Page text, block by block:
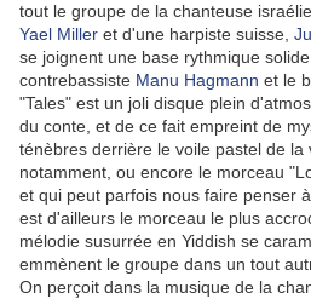
tout le groupe de la chanteuse
Yael Miller et d'une harpiste suisse,
se joignent une base rythmique
contrebassiste Manu Hagmann et le
"Tales" est un joli disque plein
du conte, et de ce fait empreint de
ténèbres derrière le voile pastel de la
notamment, ou encore le morceau
et qui peut parfois nous faire penser
est d'ailleurs le morceau le plus
mélodie susurrée en Yiddish se
emmènent le groupe dans un tout
On perçoit dans la musique de la